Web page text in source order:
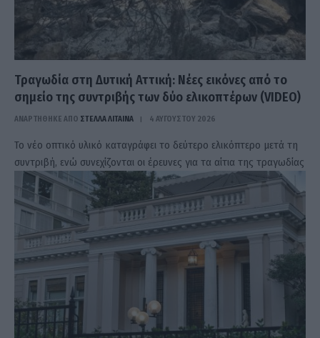
Τραγωδία στη Δυτική Αττική: Νέες εικόνες από το
σημείο της συντριβής των δύο ελικοπτέρων (VIDEO)
ΑΝΑΡΤΗΘΗΚΕ ΑΠΟ ΣΤΈΛΛΑ ΛΊΤΑΙΝΑ 4 ΑΥΓΟΎΣΤΟΥ 2026
Το νέο οπτικό υλικό καταγράφει το δεύτερο ελικόπτερο μετά τη
συντριβή, ενώ συνεχίζονται οι έρευνες για τα αίτια της τραγωδίας